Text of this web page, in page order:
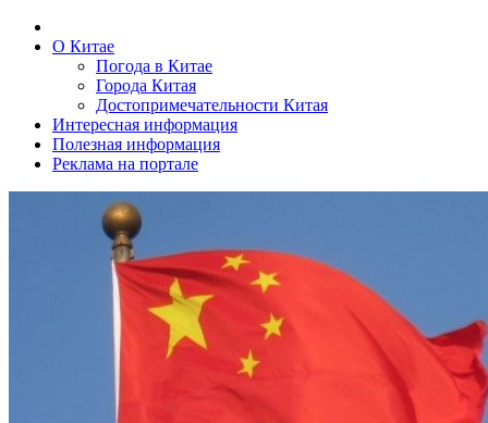
О Китае
Погода в Китае
Города Китая
Достопримечательности Китая
Интересная информация
Полезная информация
Реклама на портале